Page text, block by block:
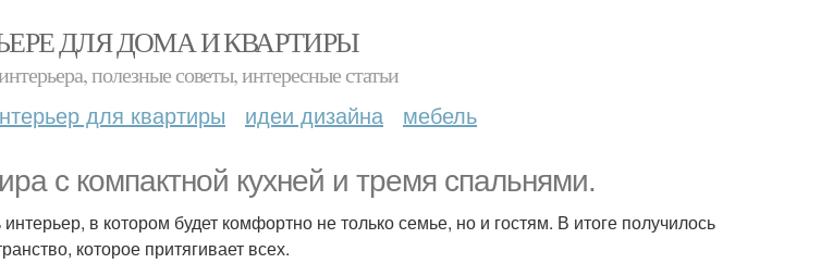
ДЛЯ ДОМА И КВАРТИРЫ
полезные советы, интересные статьи
для квартиры идеи дизайна мебель
с компактной кухней и тремя спальнями.
интерьер, в котором будет комфортно не только семье, но и гостям. В итоге получилось
которое притягивает всех.